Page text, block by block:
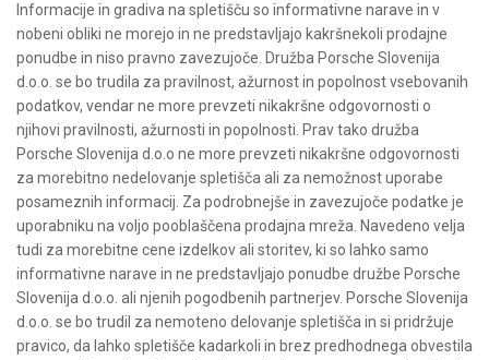
Informacije in gradiva na spletišču so informativne narave in v
nobeni obliki ne morejo in ne predstavljajo kakršnekoli prodajne
ponudbe in niso pravno zavezujoče. Družba Porsche Slovenija
d.o.o. se bo trudila za pravilnost, ažurnost in popolnost vsebovanih
podatkov, vendar ne more prevzeti nikakršne odgovornosti o
njihovi pravilnosti, ažurnosti in popolnosti. Prav tako družba
Porsche Slovenija d.o.o ne more prevzeti nikakršne odgovornosti
za morebitno nedelovanje spletišča ali za nemožnost uporabe
posameznih informacij. Za podrobnejše in zavezujoče podatke je
uporabniku na voljo pooblaščena prodajna mreža. Navedeno velja
tudi za morebitne cene izdelkov ali storitev, ki so lahko samo
informativne narave in ne predstavljajo ponudbe družbe Porsche
Slovenija d.o.o. ali njenih pogodbenih partnerjev. Porsche Slovenija
d.o.o. se bo trudil za nemoteno delovanje spletišča in si pridržuje
pravico, da lahko spletišče kadarkoli in brez predhodnega obvestila